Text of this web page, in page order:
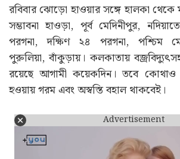
রবিবার ঝোড়ো হাওয়ার সঙ্গে হালকা থেকে
সম্ভাবনা হাওড়া, পূর্ব মেদিনীপুর,
পরগনা, দক্ষিণ ২৪ পরগনা, পশ্চিম
পুরুলিয়া, বাঁকুড়ায়। কলকাতায়
রয়েছে আগামী কয়েকদিন। তবে কোথাও
হওয়ায় গরম এবং অস্বস্তি বহাল থাকবেই।
Advertisement